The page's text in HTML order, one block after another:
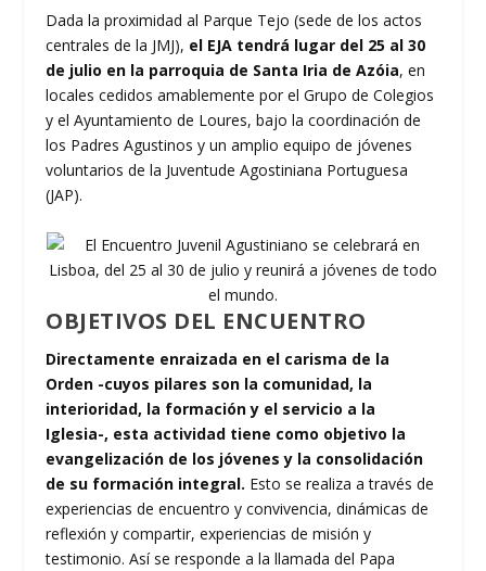
Dada la proximidad al Parque Tejo (sede de los actos
centrales de la JMJ), el EJA tendrá lugar del 25 al 30
de julio en la parroquia de Santa Iria de Azóia, en
locales cedidos amablemente por el Grupo de Colegios
y el Ayuntamiento de Loures, bajo la coordinación de
los Padres Agustinos y un amplio equipo de jóvenes
voluntarios de la Juventude Agostiniana Portuguesa
(JAP).
OBJETIVOS DEL ENCUENTRO
Directamente enraizada en el carisma de la
Orden -cuyos pilares son la comunidad, la
interioridad, la formación y el servicio a la
Iglesia-, esta actividad tiene como objetivo la
evangelización de los jóvenes y la consolidación
de su formación integral. Esto se realiza a través de
experiencias de encuentro y convivencia, dinámicas de
reflexión y compartir, experiencias de misión y
testimonio. Así se responde a la llamada del Papa